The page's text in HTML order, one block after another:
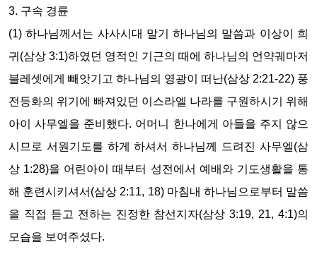
3. 구속 경륜
(1) 하나님께서는 사사시대 말기 하나님의 말씀과 이상이 희
귀(삼상 3:1)하였던 영적인 기근의 때에 하나님의 언약궤마저
블레셋에게 빼앗기고 하나님의 영광이 떠난(삼상 2:21-22) 풍
전등화의 위기에 빠져있던 이스라엘 나라를 구원하시기 위해
아이 사무엘을 준비했다. 어머니 한나에게 아들을 주지 않으
시므로 서원기도를 하게 하셔서 하나님께 드려진 사무엘(삼
상 1:28)을 어린아이 때부터 성전에서 예배와 기도생활을 통
해 훈련시키셔서(삼상 2:11, 18) 마침내 하나님으로부터 말씀
을 직접 듣고 전하는 진정한 참선지자(삼상 3:19, 21, 4:1)의
모습을 보여주셨다.